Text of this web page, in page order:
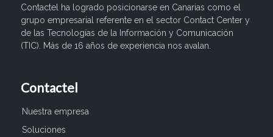
Contactel ha logrado posicionarse en Canarias como el
grupo empresarial referente en el sector Contact Center y
de las Tecnologías de la Información y Comunicación
(TIC). Más de 16 años de experiencia nos avalan.
Contactel
Nuestra empresa
Soluciones